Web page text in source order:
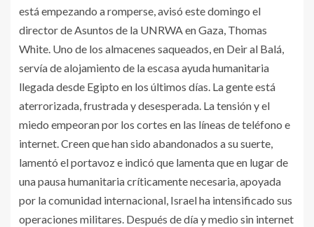
está empezando a romperse, avisó este domingo el
director de Asuntos de la UNRWA en Gaza, Thomas
White. Uno de los almacenes saqueados, en Deir al Balá,
servía de alojamiento de la escasa ayuda humanitaria
llegada desde Egipto en los últimos días. La gente está
aterrorizada, frustrada y desesperada. La tensión y el
miedo empeoran por los cortes en las líneas de teléfono e
internet. Creen que han sido abandonados a su suerte,
lamentó el portavoz e indicó que lamenta que en lugar de
una pausa humanitaria críticamente necesaria, apoyada
por la comunidad internacional, Israel ha intensificado sus
operaciones militares. Después de día y medio sin internet